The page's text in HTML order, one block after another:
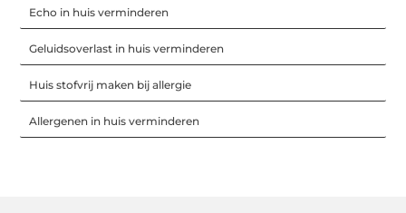
Echo in huis verminderen
Geluidsoverlast in huis verminderen
Huis stofvrij maken bij allergie
Allergenen in huis verminderen